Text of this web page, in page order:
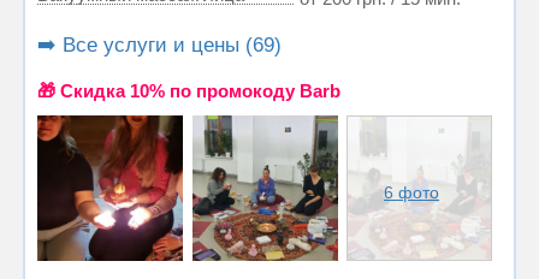
➡️ Все услуги и цены (69)
🎁 Cкидка 10% по промокоду Barb
6 фото